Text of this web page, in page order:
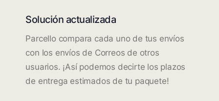
Solución actualizada
Parcello compara cada uno de tus envíos
con los envíos de Correos de otros
usuarios. ¡Así podemos decirte los plazos
de entrega estimados de tu paquete!